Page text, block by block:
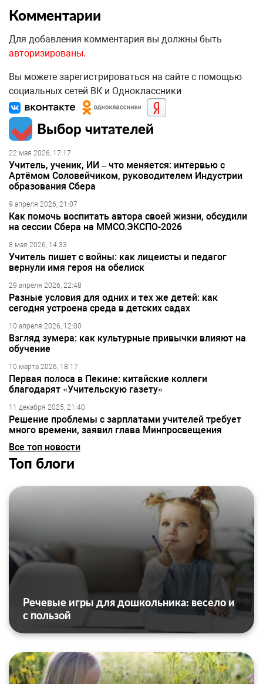
Комментарии
Для добавления комментария вы должны быть
авторизированы.
Вы можете зарегистрироваться на сайте с помощью
социальных сетей ВК и Одноклассники
Выбор читателей
22 мая 2026, 17:17
Учитель, ученик, ИИ – что меняется: интервью с
Артёмом Соловейчиком, руководителем Индустрии
образования Сбера
9 апреля 2026, 21:07
Как помочь воспитать автора своей жизни, обсудили
на сессии Сбера на ММСО.ЭКСПО-2026
8 мая 2026, 14:33
Учитель пишет с войны: как лицеисты и педагог
вернули имя героя на обелиск
29 апреля 2026, 22:48
Разные условия для одних и тех же детей: как
сегодня устроена среда в детских садах
10 апреля 2026, 12:00
Взгляд зумера: как культурные привычки влияют на
обучение
10 марта 2026, 18:17
Первая полоса в Пекине: китайские коллеги
благодарят «Учительскую газету»
11 декабря 2025, 21:40
Решение проблемы с зарплатами учителей требует
много времени, заявил глава Минпросвещения
Все топ новости
Топ блоги
Речевые игры для дошкольника: весело и
с пользой